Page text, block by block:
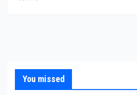
You missed